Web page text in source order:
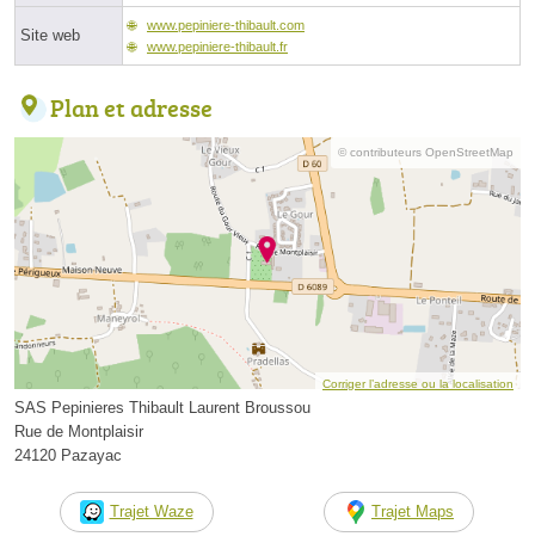
Site web
www.pepiniere-thibault.com
www.pepiniere-thibault.fr
Plan et adresse
© contributeurs OpenStreetMap
Corriger l’adresse ou la localisation
SAS Pepinieres Thibault Laurent Broussou
Rue de Montplaisir
24120 Pazayac
Trajet Waze Trajet Maps